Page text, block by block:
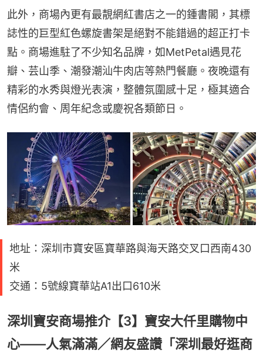
此外，商場內更有最靚網紅書店之一的鍾書閣，其標
誌性的巨型紅色螺旋書架是絕對不能錯過的超正打卡
點。商場進駐了不少知名品牌，如MetPetal遇見花
瓣、芸山季、潮發潮汕牛肉店等熱門餐廳。夜晚還有
精彩的水秀與燈光表演，整體氛圍感十足，極其適合
情侶約會、周年紀念或慶祝各類節日。
地址：深圳市寶安區寶華路與海天路交叉口西南430
米
交通：5號線寶華站A1出口610米
深圳寶安商場推介【3】寶安大仟里購物中
心——人氣滿滿／網友盛讚「深圳最好逛商